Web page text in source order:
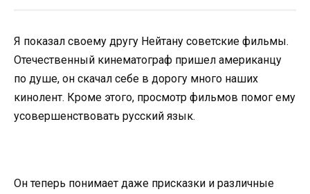
Я показал своему другу Нейтану советские фильмы.
Отечественный кинематограф пришел американцу
по душе, он скачал себе в дорогу много наших
кинолент. Кроме этого, просмотр фильмов помог ему
усовершенствовать русский язык.
Он теперь понимает даже присказки и различные